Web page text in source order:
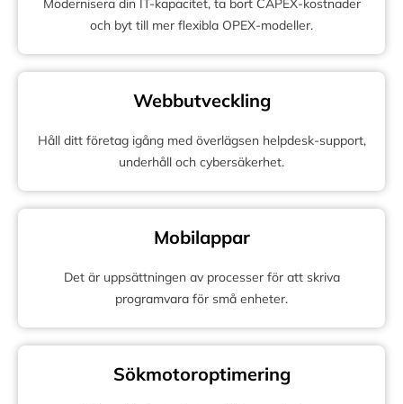
och byt till mer flexibla OPEX-modeller.
Webbutveckling
Håll ditt företag igång med överlägsen helpdesk-support,
underhåll och cybersäkerhet.
Mobilappar
Det är uppsättningen av processer för att skriva
programvara för små enheter.
Sökmotoroptimering